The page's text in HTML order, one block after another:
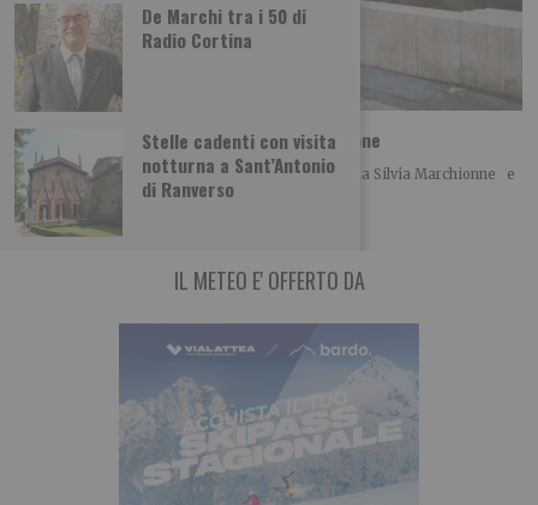
De Marchi tra i 50 di
Radio Cortina
Stelle cadenti con visita
notturna a Sant’Antonio
di Ranverso
Foto dei lettori: Vedute del/dal Rocciamelone
Ecco le foto di un ciclo di Dipinti Murali realizzati da Silvia Marchionne e
da Gianluca
IL METEO E' OFFERTO DA